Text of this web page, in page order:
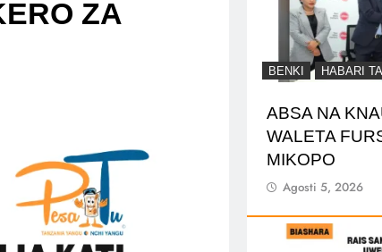
ZA
BENKI HABARI
ABSA NA
WALETA
MIKOPO
Agosti 5, 2026